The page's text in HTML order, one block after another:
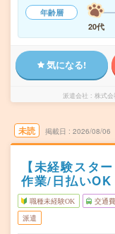
年齢層
20代
気になる!
派遣会社 株式
未読 掲載日 2026/08/06
【未経験スタ
作業/日払いOK
職種未経験OK 交通
派遣